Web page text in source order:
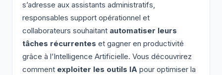
s’adresse aux assistants administratifs,
responsables support opérationnel et
collaborateurs souhaitant automatiser leurs
tâches récurrentes et gagner en productivité
grâce à l’Intelligence Artificielle. Vous découvrirez
comment exploiter les outils IA pour optimiser la